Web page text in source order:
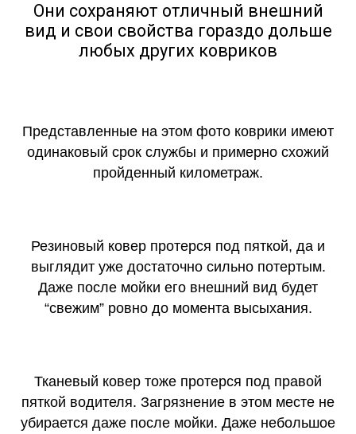
Они сохраняют отличный внешний
вид и свои свойства гораздо дольше
любых других ковриков
Представленные на этом фото коврики имеют
одинаковый срок службы и примерно схожий
пройденный километраж.
Резиновый ковер протерся под пяткой, да и
выглядит уже достаточно сильно потертым.
Даже после мойки его внешний вид будет
“свежим” ровно до момента высыхания.
Тканевый ковер тоже протерся под правой
пяткой водителя. Загрязнение в этом месте не
убирается даже после мойки. Даже небольшое